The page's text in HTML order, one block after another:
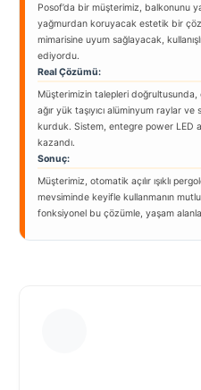
Posof’da bir müşterimiz, balkonunu
yağmurdan koruyacak estetik bir
mimarisine uyum sağlayacak,
ediyordu.
Real Çözümü:
Müşterimizin talepleri doğrultusunda,
ağır yük taşıyıcı alüminyum raylar
kurduk. Sistem, entegre power LED
kazandı.
Sonuç:
Müşterimiz, otomatik açılır ışıklı
mevsiminde keyifle kullanmanın
fonksiyonel bu çözümle, yaşam